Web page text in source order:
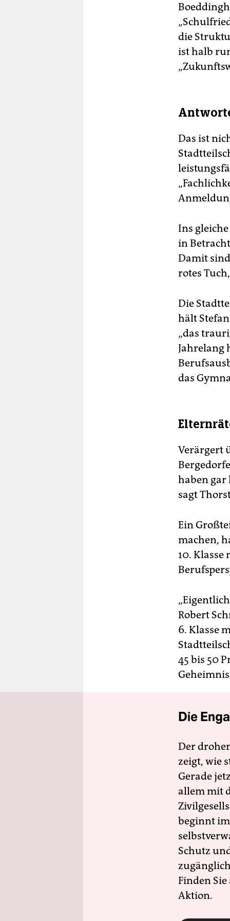
die
ist halb
Das ist
Ins
in
Damit
rotes
Die
hält
„das
Jahrelang
das
Verärgert
haben gar
sagt
Ein
machen,
10. Klasse
Robert
6. Klasse
45 bis 50
Die
Der
zeigt, wie
Gerade
allem mit
beginnt
Schutz
Finden
Aktion.